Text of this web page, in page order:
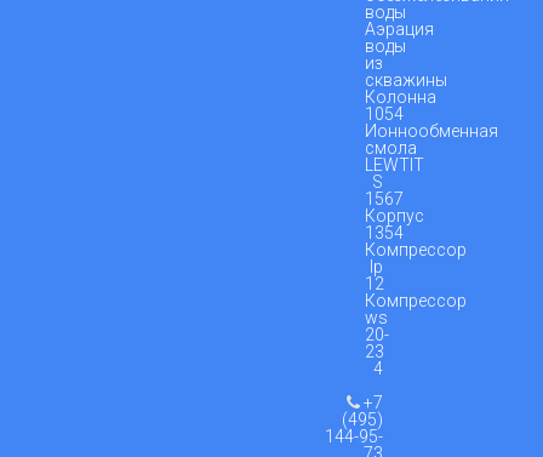
воды
Аэрация
воды
из
скважины
Колонна
1054
Ионнообменная
смола
LEWTIT
S
1567
Корпус
1354
Компрессор
lp
12
Компрессор
ws
20-
23
4
+7
(495)
144-95-